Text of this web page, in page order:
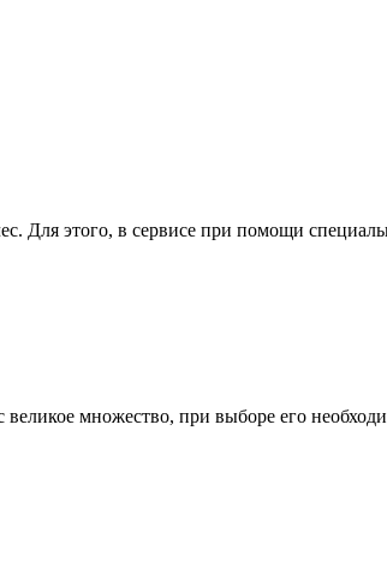
Для этого, в сервисе при помощи
великое множество, при выборе его